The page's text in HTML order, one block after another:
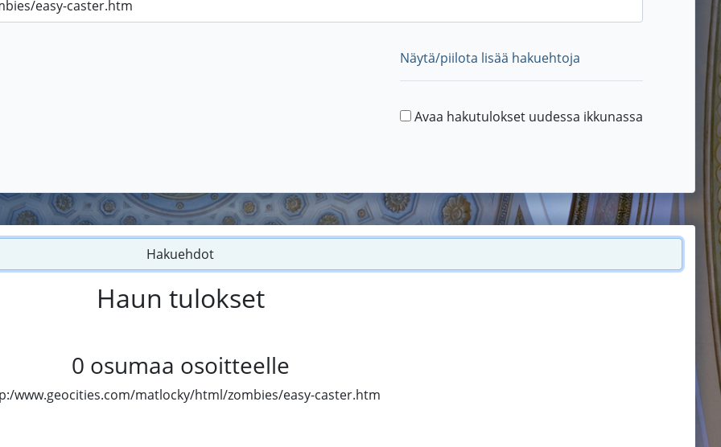
Näytä/piilota lisää hakuehtoja
Avaa hakutulokset uudessa ikkunassa
Hakuehdot
Haun tulokset
0 osumaa osoitteelle
www.geocities.com/matlocky/html/zombies/easy-caster.htm